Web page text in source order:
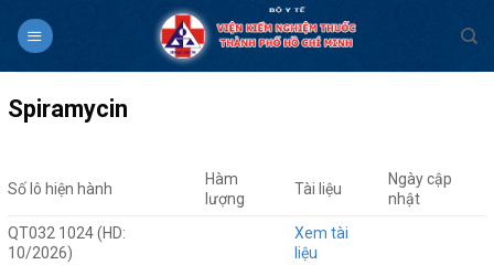
Spiramycin
Số lô hiện hành
Hàm
lượng
Tài liệu
Ngày cập
nhật
QT032 1024 (HD:
10/2026)
Xem tài
liệu